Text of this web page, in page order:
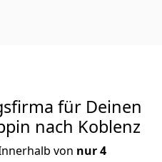
für Deinen
nach Koblenz
von nur 4